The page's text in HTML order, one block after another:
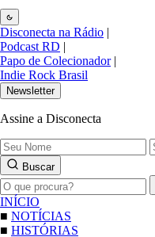
Disconecta na Rádio |
Podcast RD |
Papo de Colecionador |
Indie Rock Brasil
Newsletter
Assine a Disconecta
Buscar
INÍCIO
■ NOTÍCIAS
■ HISTÓRIAS